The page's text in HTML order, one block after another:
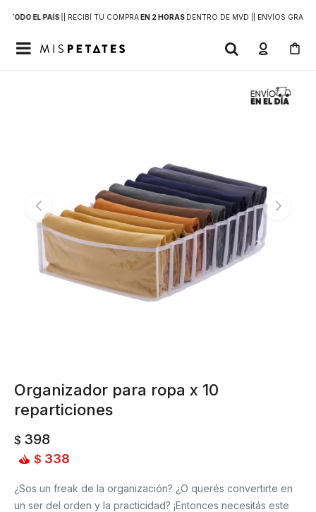
TODO EL PAÍS | RECIBÍ TU COMPRAEN 2 HORAS DENTRO DE MVD | | ENVÍOS GRATIS

Organizador para ropa x 10
reparticiones
$ 398
$ 338
¿Sos un freak de la organización? ¿O querés convertirte en
un ser del orden y la practicidad? ¡Entonces necesitás este